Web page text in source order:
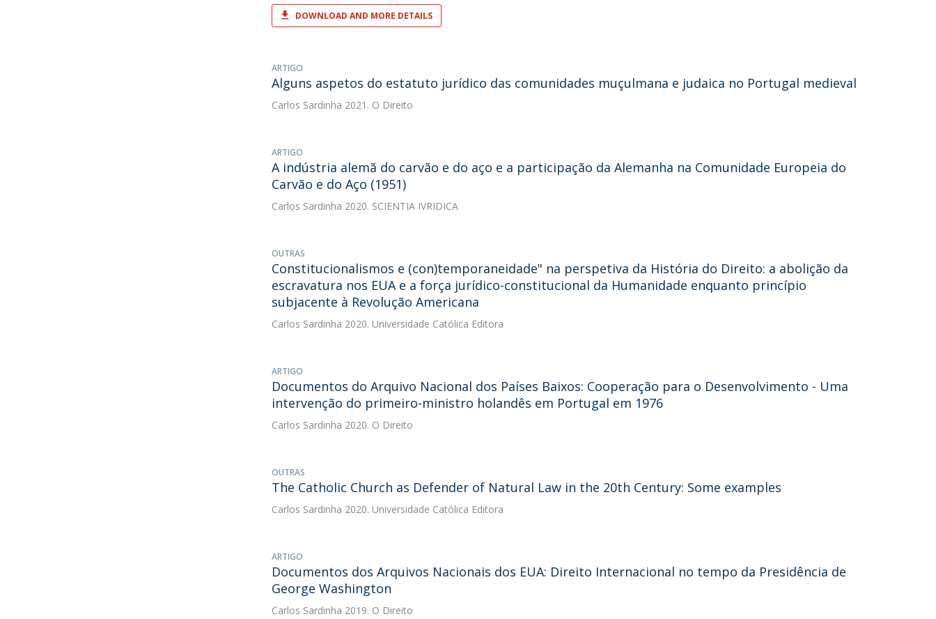
DOWNLOAD AND MORE DETAILS
ARTIGO
Alguns aspetos do estatuto jurídico das comunidades muçulmana e judaica no Portugal medieval
Carlos Sardinha 2021. O Direito
ARTIGO
A indústria alemã do carvão e do aço e a participação da Alemanha na Comunidade Europeia do
Carvão e do Aço (1951)
Carlos Sardinha 2020. SCIENTIA IVRIDICA
OUTRAS
Constitucionalismos e (con)temporaneidade" na perspetiva da História do Direito: a abolição da
escravatura nos EUA e a força jurídico-constitucional da Humanidade enquanto princípio
subjacente à Revolução Americana
Carlos Sardinha 2020. Universidade Católica Editora
ARTIGO
Documentos do Arquivo Nacional dos Países Baixos: Cooperação para o Desenvolvimento - Uma
intervenção do primeiro-ministro holandês em Portugal em 1976
Carlos Sardinha 2020. O Direito
OUTRAS
The Catholic Church as Defender of Natural Law in the 20th Century: Some examples
Carlos Sardinha 2020. Universidade Católica Editora
ARTIGO
Documentos dos Arquivos Nacionais dos EUA: Direito Internacional no tempo da Presidência de
George Washington
Carlos Sardinha 2019. O Direito